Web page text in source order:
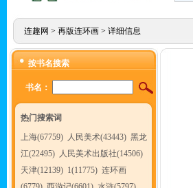
连趣网 > 再版连环画> 详细信息
按书名搜索
书名：
热门搜索词
上海(67759) 人民美术(43443) 黑龙
江(22495) 人民美术出版社(14506)
天津(12139) 1(11775) 连环画